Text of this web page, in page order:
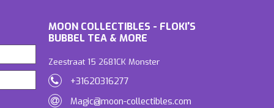
MOON COLLECTIBLES - FLOKI'S
BUBBEL TEA & MORE
Zeestraat 15 2681CK Monster
+31620316277
Magic@moon-collectibles.com